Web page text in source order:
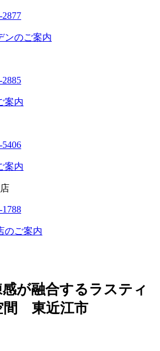
ンのご案内
案内
案内
のご案内
が融合するラスティ
間 東近江市